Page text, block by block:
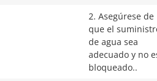
2. Asegúrese de
que el
de agua sea
adecuado y no
bloqueado..